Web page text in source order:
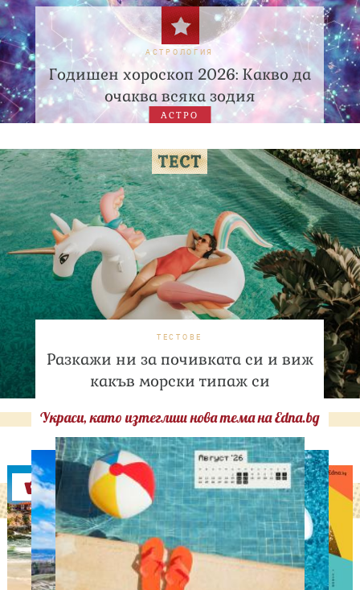
АСТРОЛОГИЯ
Годишен хороскоп 2026: Какво да
очаква всяка зодия
АСТРО
ТЕСТОВЕ
Разкажи ни за почивката си и виж
какъв морски типаж си
Украси, като изтеглиш нова тема на Edna.bg
Оферти
АСТРОЛОГИЯ
Дневен хороскоп за 7
август, петък